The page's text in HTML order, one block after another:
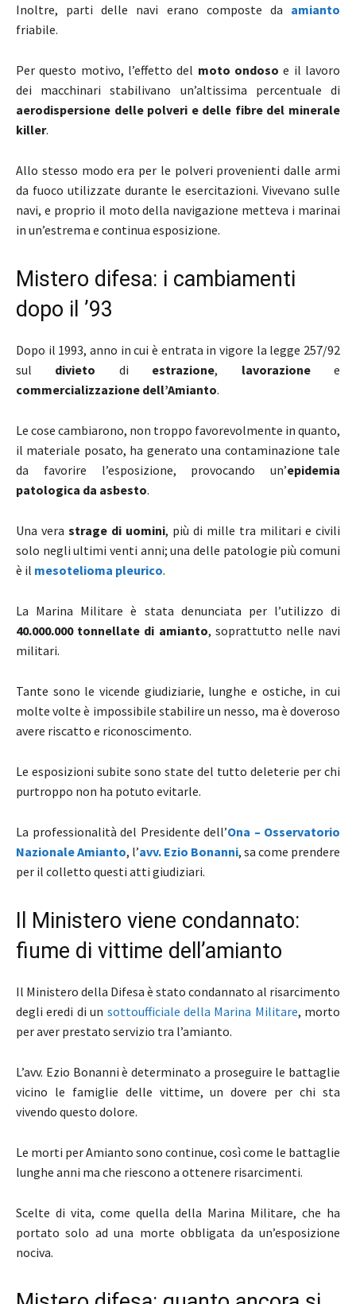
Inoltre, parti delle navi erano composte da amianto
friabile.
Per questo motivo, l’effetto del moto ondoso e il lavoro
dei macchinari stabilivano un’altissima percentuale di
aerodispersione delle polveri e delle fibre del minerale
killer.
Allo stesso modo era per le polveri provenienti dalle armi
da fuoco utilizzate durante le esercitazioni. Vivevano sulle
navi, e proprio il moto della navigazione metteva i marinai
in un’estrema e continua esposizione.
Mistero difesa: i cambiamenti
dopo il ’93
Dopo il 1993, anno in cui è entrata in vigore la legge 257/92
sul divieto di estrazione, lavorazionee
commercializzazione dell’Amianto.
Le cose cambiarono, non troppo favorevolmente in quanto,
il materiale posato, ha generato una contaminazione tale
da favorire l’esposizione, provocando un’epidemia
patologica da asbesto.
Una vera strage di uomini, più di mille tra militari e civili
solo negli ultimi venti anni; una delle patologie più comuni
è il mesotelioma pleurico.
La Marina Militare è stata denunciata per l’utilizzo di
40.000.000 tonnellate di amianto, soprattutto nelle navi
militari.
Tante sono le vicende giudiziarie, lunghe e ostiche, in cui
molte volte è impossibile stabilire un nesso, ma è doveroso
avere riscatto e riconoscimento.
Le esposizioni subite sono state del tutto deleterie per chi
purtroppo non ha potuto evitarle.
La professionalità del Presidente dell’Ona – Osservatorio
Nazionale Amianto, l’avv. Ezio Bonanni, sa come prendere
per il colletto questi atti giudiziari.
Il Ministero viene condannato:
fiume di vittime dell’amianto
Il Ministero della Difesa è stato condannato al risarcimento
degli eredi di un sottoufficiale della Marina Militare, morto
per aver prestato servizio tra l’amianto.
L’avv. Ezio Bonanni è determinato a proseguire le battaglie
vicino le famiglie delle vittime, un dovere per chi sta
vivendo questo dolore.
Le morti per Amianto sono continue, così come le battaglie
lunghe anni ma che riescono a ottenere risarcimenti.
Scelte di vita, come quella della Marina Militare, che ha
portato solo ad una morte obbligata da un’esposizione
nociva.